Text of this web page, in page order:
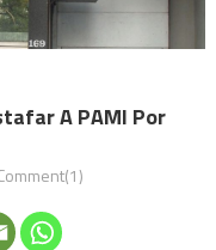
A PAMI Por